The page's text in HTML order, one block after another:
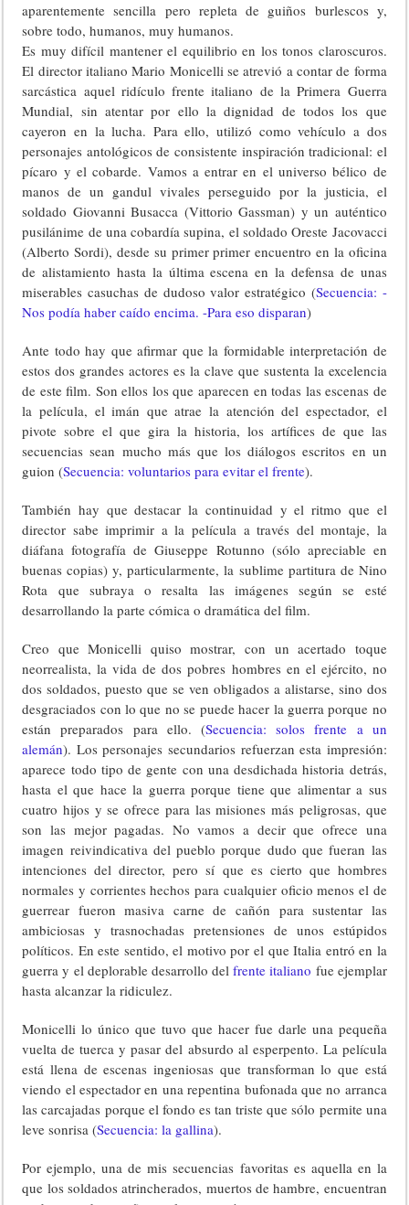
aparentemente sencilla pero repleta de guiños burlescos y,
sobre todo, humanos, muy humanos.
Es muy difícil mantener el equilibrio en los tonos claroscuros.
El director italiano Mario Monicelli se atrevió a contar de forma
sarcástica aquel ridículo frente italiano de la Primera Guerra
Mundial, sin atentar por ello la dignidad de todos los que
cayeron en la lucha. Para ello, utilizó como vehículo a dos
personajes antológicos de consistente inspiración tradicional: el
pícaro y el cobarde. Vamos a entrar en el universo bélico de
manos de un gandul vivales perseguido por la justicia, el
soldado Giovanni Busacca (Vittorio Gassman) y un auténtico
pusilánime de una cobardía supina, el soldado Oreste Jacovacci
(Alberto Sordi), desde su primer primer encuentro en la oficina
de alistamiento hasta la última escena en la defensa de unas
miserables casuchas de dudoso valor estratégico (Secuencia: -
Nos podía haber caído encima. -Para eso disparan)
Ante todo hay que afirmar que la formidable interpretación de
estos dos grandes actores es la clave que sustenta la excelencia
de este film. Son ellos los que aparecen en todas las escenas de
la película, el imán que atrae la atención del espectador, el
pivote sobre el que gira la historia, los artífices de que las
secuencias sean mucho más que los diálogos escritos en un
guion (Secuencia: voluntarios para evitar el frente).
También hay que destacar la continuidad y el ritmo que el
director sabe imprimir a la película a través del montaje, la
diáfana fotografía de Giuseppe Rotunno (sólo apreciable en
buenas copias) y, particularmente, la sublime partitura de Nino
Rota que subraya o resalta las imágenes según se esté
desarrollando la parte cómica o dramática del film.
Creo que Monicelli quiso mostrar, con un acertado toque
neorrealista, la vida de dos pobres hombres en el ejército, no
dos soldados, puesto que se ven obligados a alistarse, sino dos
desgraciados con lo que no se puede hacer la guerra porque no
están preparados para ello. (Secuencia: solos frente a un
alemán). Los personajes secundarios refuerzan esta impresión:
aparece todo tipo de gente con una desdichada historia detrás,
hasta el que hace la guerra porque tiene que alimentar a sus
cuatro hijos y se ofrece para las misiones más peligrosas, que
son las mejor pagadas. No vamos a decir que ofrece una
imagen reivindicativa del pueblo porque dudo que fueran las
intenciones del director, pero sí que es cierto que hombres
normales y corrientes hechos para cualquier oficio menos el de
guerrear fueron masiva carne de cañón para sustentar las
ambiciosas y trasnochadas pretensiones de unos estúpidos
políticos. En este sentido, el motivo por el que Italia entró en la
guerra y el deplorable desarrollo delfrente italiano fue ejemplar
hasta alcanzar la ridiculez.
Monicelli lo único que tuvo que hacer fue darle una pequeña
vuelta de tuerca y pasar del absurdo al esperpento. La película
está llena de escenas ingeniosas que transforman lo que está
viendo el espectador en una repentina bufonada que no arranca
las carcajadas porque el fondo es tan triste que sólo permite una
leve sonrisa (Secuencia: la gallina).
Por ejemplo, una de mis secuencias favoritas es aquella en la
que los soldados atrincherados, muertos de hambre, encuentran